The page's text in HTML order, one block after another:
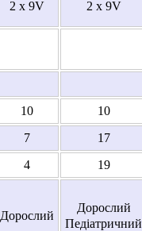
2 x 9V 2 x 9V
10
10
7
17
4 19
Дорослий
Дорослий
Педіатричний